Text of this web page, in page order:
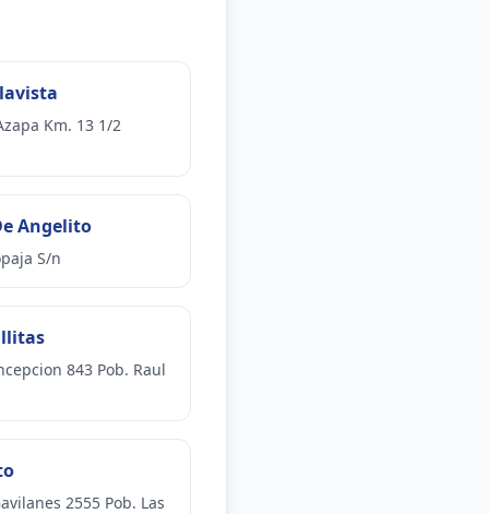
Km. 13 1/2
Angelito
S/n
843 Pob. Raul
2555 Pob. Las